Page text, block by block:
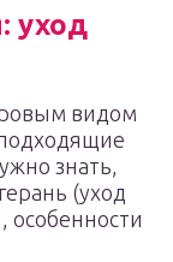
уход
видом
знать,
(уход